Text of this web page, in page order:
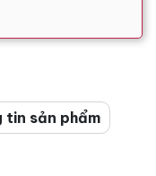
tin sản phẩm